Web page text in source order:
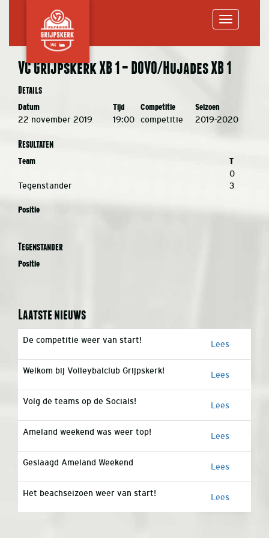
VC Grijpskerk XB 1 – DOVO/Hujades XB 1
Details
Datum Tijd Competitie Seizoen
22 november 2019 19:00 competitie 2019-2020
Resultaten
Team T
0
Tegenstander
3
Positie
Tegenstander
Positie
Laatste nieuws
De competitie weer van start! Lees
Welkom bij Volleybalclub Grijpskerk! Lees
Volg de teams op de Socials! Lees
Ameland weekend was weer top! Lees
Geslaagd Ameland Weekend Lees
Het beachseizoen weer van start! Lees